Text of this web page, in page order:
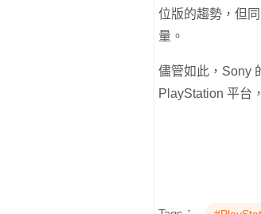
位版的趨勢，但
量。
儘管如此，Sony
PlayStation 平台